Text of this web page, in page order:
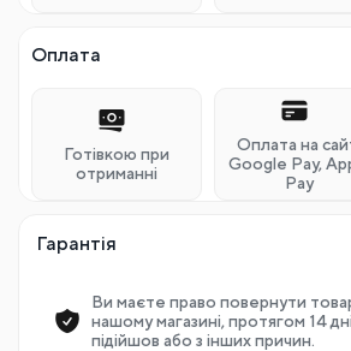
Оплата
Готівкою при
отриманні
Оплата на
Google Pay,
Pay
Гарантія
Ви маєте право повернути
нашому магазині, протягом 14
підійшов або з інших причин.